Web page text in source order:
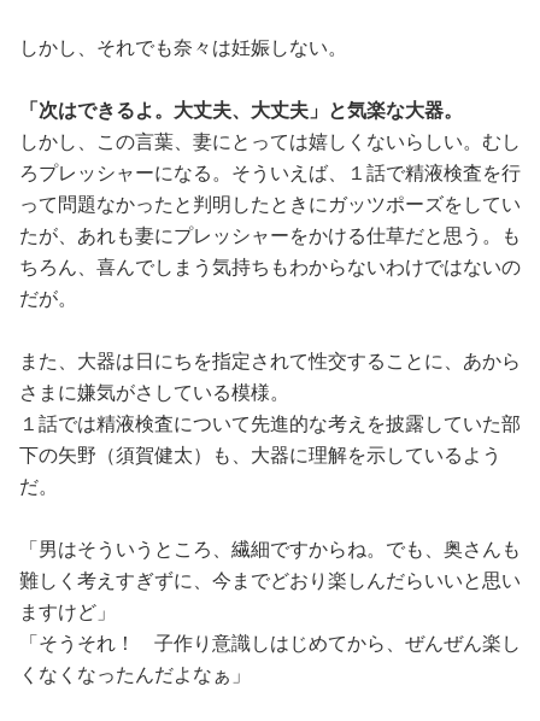
しかし、それでも奈々は妊娠しない。
「次はできるよ。大丈夫、大丈夫」と気楽な大器。
しかし、この言葉、妻にとっては嬉しくないらしい。むし
ろプレッシャーになる。そういえば、１話で精液検査を行
って問題なかったと判明したときにガッツポーズをしてい
たが、あれも妻にプレッシャーをかける仕草だと思う。も
ちろん、喜んでしまう気持ちもわからないわけではないの
だが。
また、大器は日にちを指定されて性交することに、あから
さまに嫌気がさしている模様。
１話では精液検査について先進的な考えを披露していた部
下の矢野（須賀健太）も、大器に理解を示しているよう
だ。
「男はそういうところ、繊細ですからね。でも、奥さんも
難しく考えすぎずに、今までどおり楽しんだらいいと思い
ますけど」
「そうそれ！ 子作り意識しはじめてから、ぜんぜん楽し
くなくなったんだよなぁ」